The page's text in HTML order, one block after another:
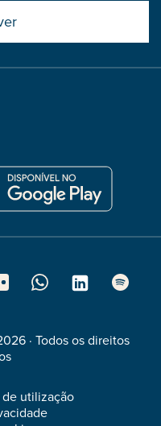
· Todos os direitos
utilização